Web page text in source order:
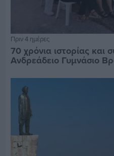
Πριν 4 ημέρες
70 χρόνια ιστορίας και
Ανδρεάδειο Γυμνάσιο